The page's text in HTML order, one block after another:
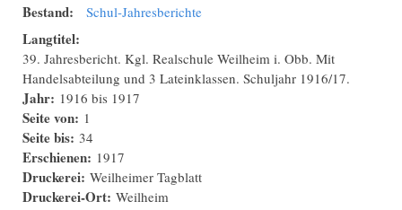
Bestand: Schul-Jahresberichte
Langtitel:
39. Jahresbericht. Kgl. Realschule Weilheim i. Obb. Mit
Handelsabteilung und 3 Lateinklassen. Schuljahr 1916/17.
Jahr: 1916 bis 1917
Seite von: 1
Seite bis: 34
Erschienen: 1917
Druckerei: Weilheimer Tagblatt
Druckerei-Ort: Weilheim